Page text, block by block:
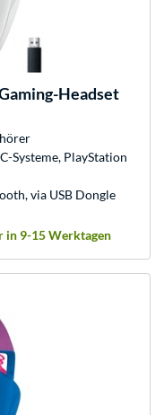
Headset
Systeme, PlayStation
via USB Dongle
in 9-15 Werktagen